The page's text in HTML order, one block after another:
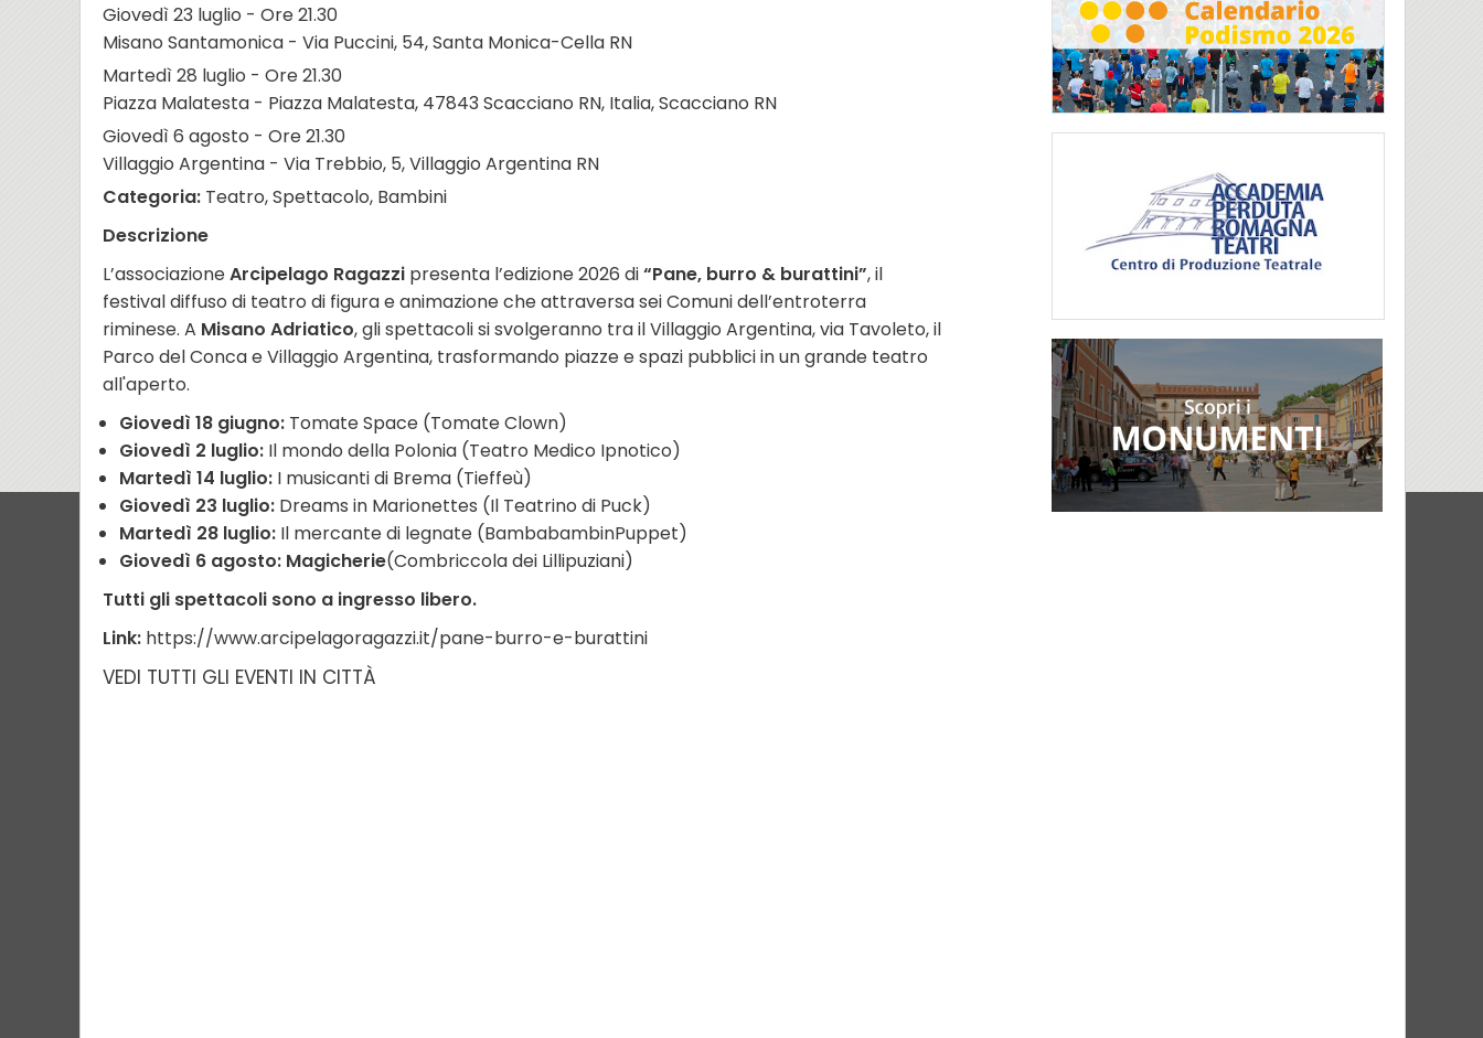
Giovedì 23 luglio - Ore 21.30
Misano Santamonica - Via Puccini, 54, Santa Monica-Cella RN
Martedì 28 luglio - Ore 21.30
Piazza Malatesta - Piazza Malatesta, 47843 Scacciano RN, Italia, Scacciano RN
Giovedì 6 agosto - Ore 21.30
Villaggio Argentina - Via Trebbio, 5, Villaggio Argentina RN
Categoria: Teatro, Spettacolo, Bambini
Descrizione
L’associazioneArcipelago Ragazzi presenta l’edizione 2026 di“Pane, burro & burattini”, il
festival diffuso di teatro di figura e animazione che attraversa sei Comuni dell’entroterra
riminese. A Misano Adriatico, gli spettacoli si svolgeranno tra il Villaggio Argentina, via Tavoleto, il
Parco del Conca e Villaggio Argentina, trasformando piazze e spazi pubblici in un grande teatro
all'aperto.
Giovedì 18 giugno: Tomate Space (Tomate Clown)
Giovedì 2 luglio: Il mondo della Polonia (Teatro Medico Ipnotico)
Martedì 14 luglio: I musicanti di Brema (Tieffeù)
Giovedì 23 luglio: Dreams in Marionettes (Il Teatrino di Puck)
Martedì 28 luglio: Il mercante di legnate (BambabambinPuppet)
Giovedì 6 agosto: Magicherie(Combriccola dei Lillipuziani)
Tutti gli spettacoli sono a ingresso libero.
Link: https://www.arcipelagoragazzi.it/pane-burro-e-burattini
VEDI TUTTI GLI EVENTI IN CITTÀ